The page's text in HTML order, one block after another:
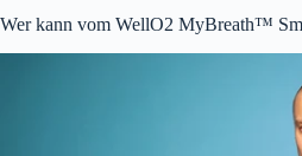
Wer kann vom WellO2 MyBreath™